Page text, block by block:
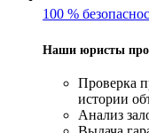
100 %
Наши юристы
Проверка
истории
Анализ